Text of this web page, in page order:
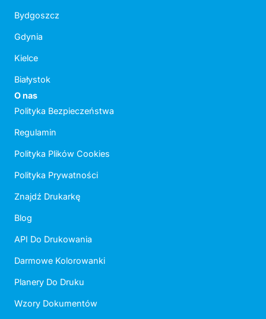
Bydgoszcz
Gdynia
Kielce
Białystok
O nas
Polityka Bezpieczeństwa
Regulamin
Polityka Plików Cookies
Polityka Prywatności
Znajdź Drukarkę
Blog
API Do Drukowania
Darmowe Kolorowanki
Planery Do Druku
Wzory Dokumentów